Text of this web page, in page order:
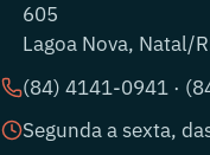
605
Lagoa Nova, Natal/
(84) 4141-0941 ·
Segunda a sexta,